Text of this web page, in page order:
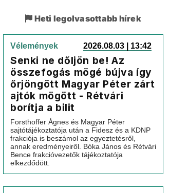
Heti legolvasottabb hírek
Vélemények 2026.08.03 | 13:42
Senki ne dőljön be! Az
összefogás mögé bújva így
őrjöngött Magyar Péter zárt
ajtók mögött - Rétvári
borítja a bilit
Forsthoffer Ágnes és Magyar Péter
sajtótájékoztatója után a Fidesz és a KDNP
frakciója is beszámol az egyeztetésről,
annak eredményeiről. Bóka János és Rétvári
Bence frakcióvezetők tájékoztatója
elkezdődött.